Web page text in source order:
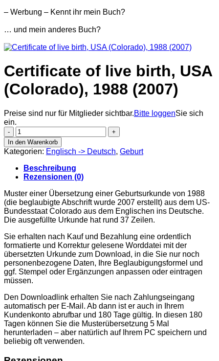
– Werbung – Kennt ihr mein Buch?
… und mein anderes Buch?
Certificate of live birth, USA
(Colorado), 1988 (2007)
Preise sind nur für Mitglieder sichtbar.Bitte loggenSie sich
ein.
Certificate
of
live
birth,
USA
(Colorado),
1988
(2007)
Menge
In den Warenkorb
Kategorien: Englisch -> Deutsch, Geburt
Beschreibung
Rezensionen (0)
Muster einer Übersetzung einer Geburtsurkunde von 1988
(die beglaubigte Abschrift wurde 2007 erstellt) aus dem US-
Bundesstaat Colorado aus dem Englischen ins Deutsche.
Die ausgefüllte Urkunde hat rund 37 Zeilen.
Sie erhalten nach Kauf und Bezahlung eine ordentlich
formatierte und Korrektur gelesene Worddatei mit der
übersetzten Urkunde zum Download, in die Sie nur noch
personenbezogene Daten, Ihre Beglaubigungsformel und
ggf. Stempel oder Ergänzungen anpassen oder eintragen
müssen.
Den Downloadlink erhalten Sie nach Zahlungseingang
automatisch per E-Mail. Ab dann ist er auch in Ihrem
Kundenkonto abrufbar und 180 Tage gültig. In diesen 180
Tagen können Sie die Musterübersetzung 5 Mal
herunterladen – aber natürlich auf Ihrem PC speichern und
beliebig oft verwenden.